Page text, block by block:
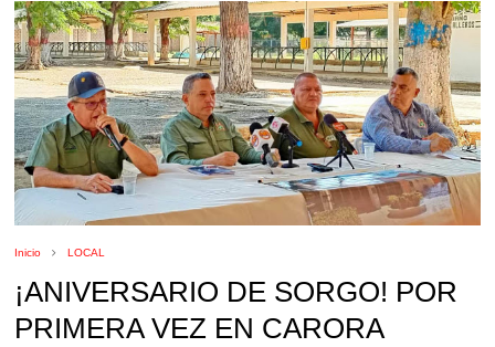
Inicio LOCAL
¡ANIVERSARIO DE SORGO! POR
PRIMERA VEZ EN CARORA